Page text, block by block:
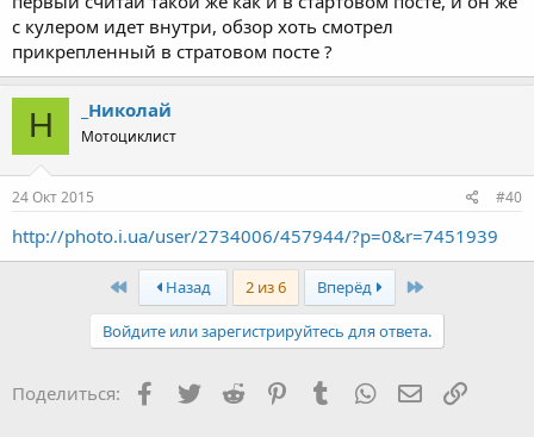
с кулером идет внутри, обзор хоть смотрел
прикрепленный в стратовом посте ?
Н _Николай
Мотоциклист
24 Окт 2015 #40
http://photo.i.ua/user/2734006/457944/?p=0&r=7451939
First Назад 2 из 6 Вперёд Last
Войдите или зарегистрируйтесь для ответа.
Поделиться: Facebook
TwitterReddit PinterestTumblr WhatsApp Ссылка